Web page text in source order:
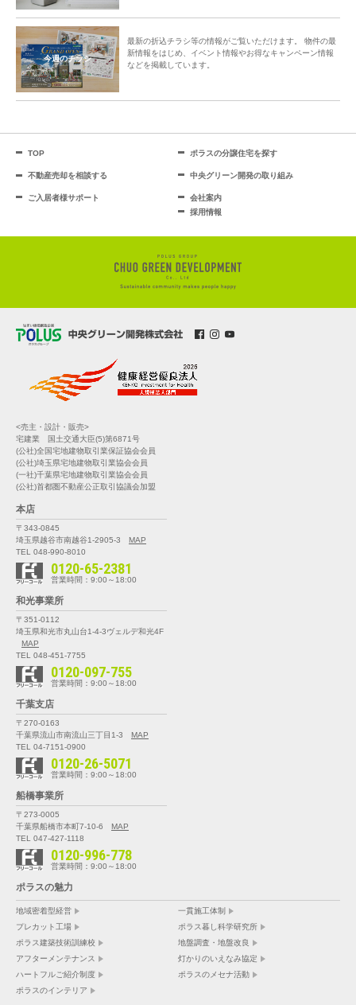
今週のチラシ
最新の折込チラシ等の情報がご覧いただけます。 物件の最
新情報をはじめ、イベント情報やお得なキャンペーン情報
などを掲載しています。
TOP ポラスの分譲住宅を探す
不動産売却を相談する 中央グリーン開発の取り組み
ご入居者様サポート
会社案内
採用情報
<売主・設計・販売>
宅建業 国土交通大臣(5)第6871号
(公社)全国宅地建物取引業保証協会会員
(公社)埼玉県宅地建物取引業協会会員
(一社)千葉県宅地建物取引業協会会員
(公社)首都圏不動産公正取引協議会加盟
本店
〒343-0845
埼玉県越谷市南越谷1-2905-3
MAP
TEL 048-990-8010
0120-65-2381
営業時間：9:00～18:00
和光事業所
〒351-0112
埼玉県和光市丸山台1-4-3ヴェルデ和光4F
MAP
TEL 048-451-7755
0120-097-755
営業時間：9:00～18:00
千葉支店
〒270-0163
千葉県流山市南流山三丁目1-3
MAP
TEL 04-7151-0900
0120-26-5071
営業時間：9:00～18:00
船橋事業所
〒273-0005
千葉県船橋市本町7-10-6
MAP
TEL 047-427-1118
0120-996-778
営業時間：9:00～18:00
ポラスの魅力
地域密着型経営
一貫施工体制
プレカット工場
ポラス暮し科学研究所
ポラス建築技術訓練校
地盤調査・地盤改良
アフターメンテナンス
灯かりのいえなみ協定
ハートフルご紹介制度
ポラスのメセナ活動
ポラスのインテリア